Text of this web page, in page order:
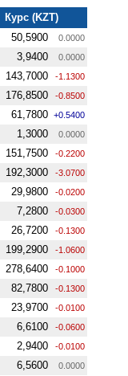
Курс (KZT)
50,5900 0.0000
3,9400 0.0000
143,7000 -1.1300
176,8500 -0.8500
61,7800 +0.5400
1,3000 0.0000
151,7500 -0.2200
192,3000 -3.0700
29,9800 -0.0200
7,2800 -0.0300
26,7200 -0.1300
199,2900 -1.0600
278,6400 -0.1000
82,7800 -0.1300
23,9700 -0.0100
6,6100 -0.0600
2,9400 -0.0100
6,5600 0.0000